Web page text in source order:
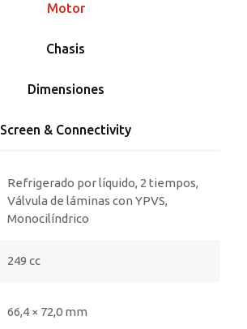
Motor
Chasis
Dimensiones
Screen & Connectivity
Refrigerado por líquido, 2 tiempos,
Válvula de láminas con YPVS,
Monocilíndrico
249 cc
66,4 × 72,0 mm